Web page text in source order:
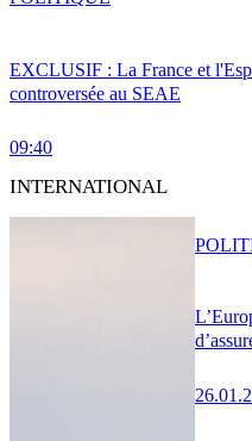
EXCLUSIF : La France et
controversée au SEAE
09:40
INTERNATIONAL